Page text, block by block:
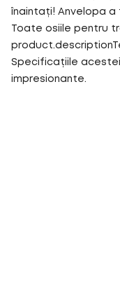
înaintați! Anvelopa
Toate osiile pentru
Specificațiile
impresionante.